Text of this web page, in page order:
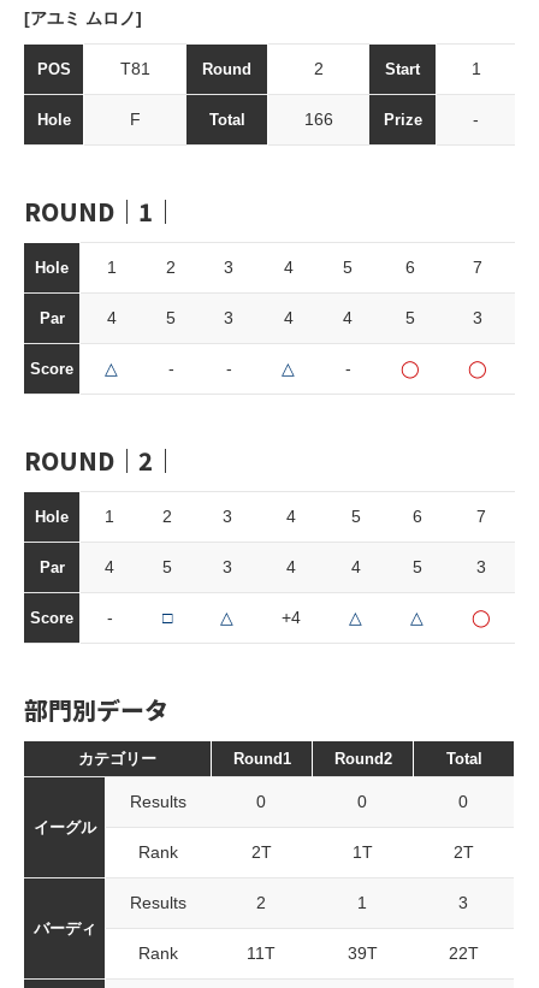
[アユミ ムロノ]
POS T81 Round 2 Start 1
Hole F Total 166 Prize -
ROUND｜1｜
Hole 1 2 3 4 5 6 7
Par 4 5 3 4 4 5 3
Score △ - - △ - ◯ ◯
ROUND｜2｜
Hole 1 2 3 4 5 6 7
Par 4 5 3 4 4 5 3
Score - □ △ +4 △ △ ◯
部門別データ
カテゴリー Round1 Round2 Total
イーグル
Results 0 0 0
Rank 2T 1T 2T
バーディ
Results 2 1 3
Rank 11T 39T 22T